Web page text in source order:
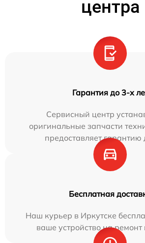
центра
Гарантия до 3-х
Сервисный центр
оригинальные запчасти
предоставляет гарантию
Бесплатная
Наш курьер в Иркутске
ваше устройство на ремонт